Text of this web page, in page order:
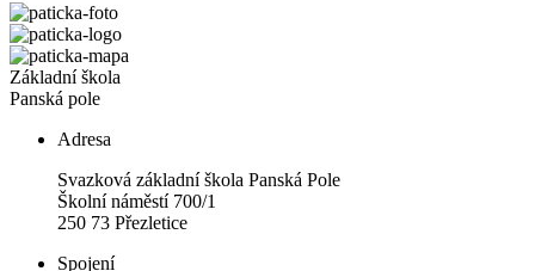
Základní škola
Panská pole
Adresa
Svazková základní škola Panská Pole
Školní náměstí 700/1
250 73 Přezletice
Spojení